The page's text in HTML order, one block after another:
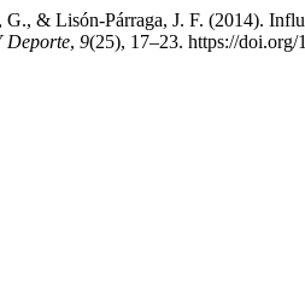
& Lisón-Párraga, J. F. (2014).
Deporte, 9(25), 17–23. https://